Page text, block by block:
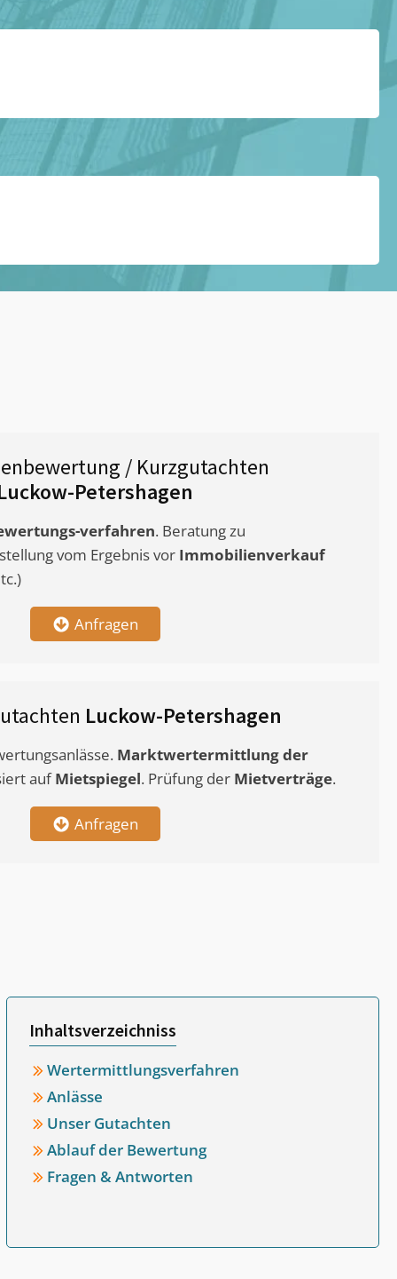
/ Kurzgutachten
Petershagen
verfahren. Beratung zu
vom Ergebnis vor Immobilienverkauf
Anfragen
Luckow-Petershagen
Marktwertermittlungder
aufMietspiegel. Prüfung der Mietverträge.
Anfragen
Inhaltsverzeichniss
Wertermittlungsverfahren
Anlässe
Unser Gutachten
Ablauf der Bewertung
Fragen & Antworten